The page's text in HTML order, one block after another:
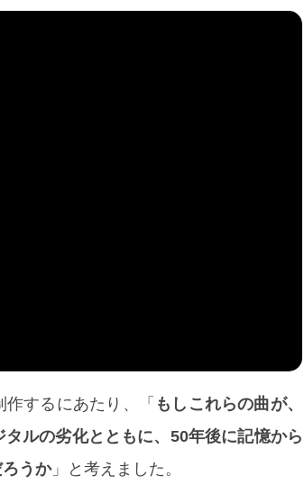
するにあたり、「 もしこれらの曲が、
ルの劣化とともに、50年後に記憶から
うか」と考えました。